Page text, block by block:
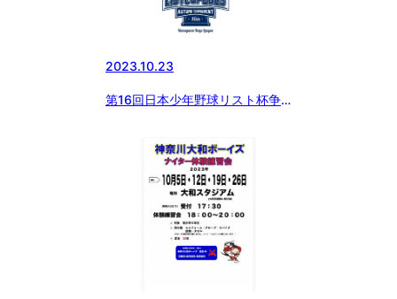
2023.10.23
第16回日本少年野球リスト杯争